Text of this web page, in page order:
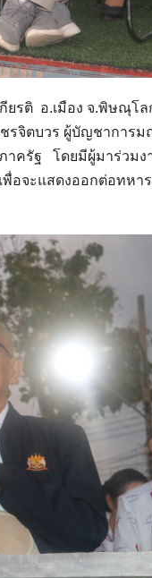
กียรติ อ.เมือง จ.พิษณุ
รจิตบวร ผู้บัญชาการ
ครัฐ โดยมีผู้มาร่วมง
อจะแสดงออกต่อทหา